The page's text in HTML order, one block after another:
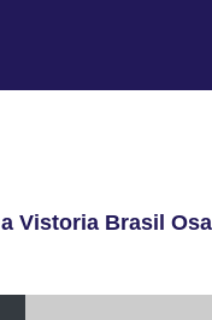
Vistoria Brasil